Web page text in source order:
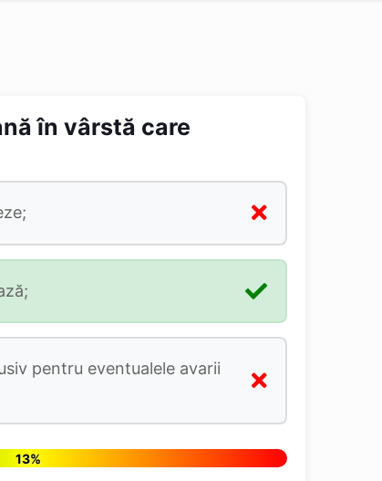
în vârstă care
pentru eventualele avarii
13%